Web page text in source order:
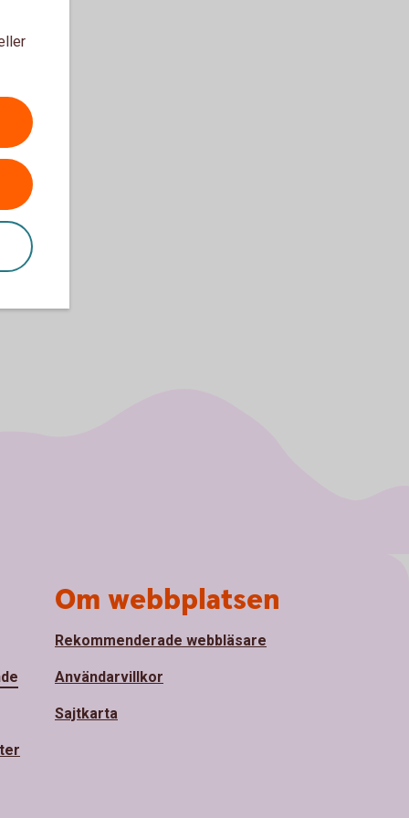
Om webbplatsen
Rekommenderade webbläsare
Användarvillkor
Sajtkarta